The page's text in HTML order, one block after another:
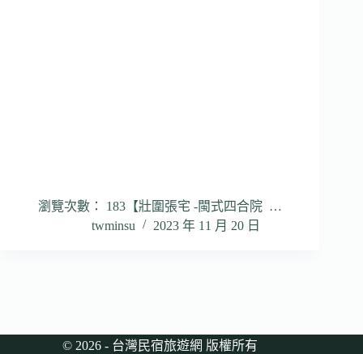
瀏覽次數： 183【壯圍張宅 -閩式四合院 …
twminsu
2023 年 11 月 20 日
© 2026 - 台灣民宿旅遊網 版權所有